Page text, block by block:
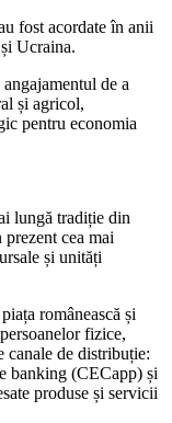
fost acordate în anii
Ucraina.
de a
și agricol,
pentru economia
lungă tradiție din
cea mai
și unități
românească și
fizice,
de distribuție:
banking (CECapp) și
produse și servicii